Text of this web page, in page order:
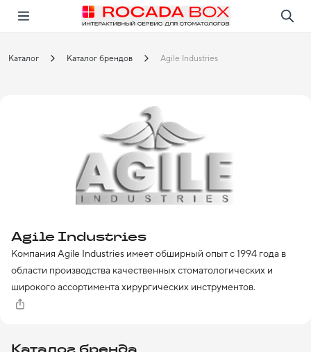
Открыть в приложении!
Каталог Каталог брендов Agile Industries
Agile Industries
Компания Agile Industries имеет обширный опыт с 1994 года в
области производства качественных стоматологических и
широкого ассортимента хирургических инструментов.